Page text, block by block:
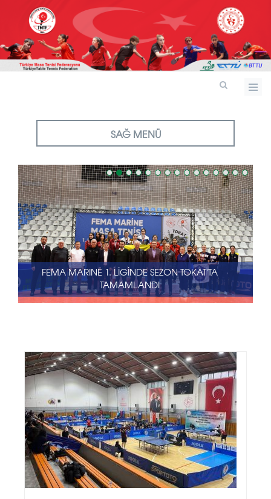
SAĞ MENÜ
FEMA MARINE 1. LIGINDE SEZON TOKAT'TA
TAMAMLANDI